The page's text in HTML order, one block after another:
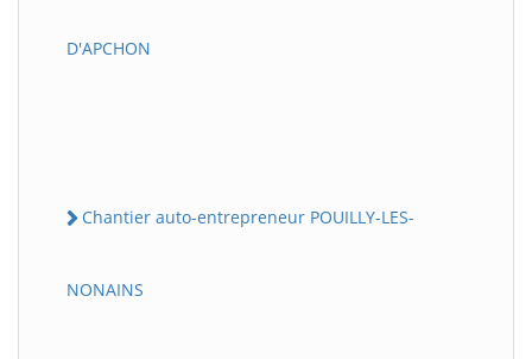
D'APCHON
Chantier auto-entrepreneur POUILLY-LES-
NONAINS